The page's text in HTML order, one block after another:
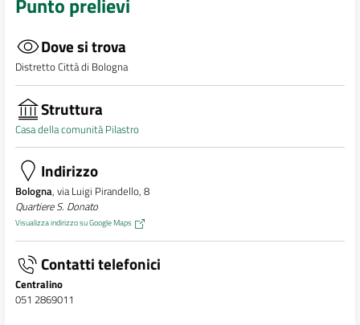
Punto prelievi
Dove si trova
Distretto Città di Bologna
Struttura
Casa della comunità Pilastro
Indirizzo
Bologna, via Luigi Pirandello, 8
Quartiere S. Donato
Visualizza indirizzo su Google Maps
Contatti telefonici
Centralino
051 2869011